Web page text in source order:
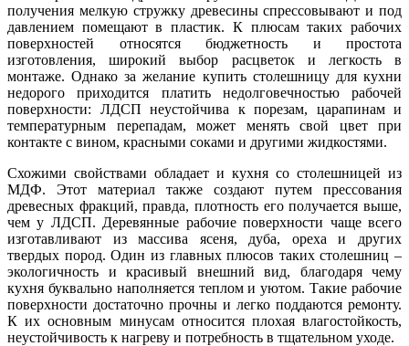
получения мелкую стружку древесины спрессовывают и под
давлением помещают в пластик. К плюсам таких рабочих
поверхностей относятся бюджетность и простота
изготовления, широкий выбор расцветок и легкость в
монтаже. Однако за желание купить столешницу для кухни
недорого приходится платить недолговечностью рабочей
поверхности: ЛДСП неустойчива к порезам, царапинам и
температурным перепадам, может менять свой цвет при
контакте с вином, красными соками и другими жидкостями.
Схожими свойствами обладает и кухня со столешницей из
МДФ. Этот материал также создают путем прессования
древесных фракций, правда, плотность его получается выше,
чем у ЛДСП. Деревянные рабочие поверхности чаще всего
изготавливают из массива ясеня, дуба, ореха и других
твердых пород. Один из главных плюсов таких столешниц –
экологичность и красивый внешний вид, благодаря чему
кухня буквально наполняется теплом и уютом. Такие рабочие
поверхности достаточно прочны и легко поддаются ремонту.
К их основным минусам относится плохая влагостойкость,
неустойчивость к нагреву и потребность в тщательном уходе.